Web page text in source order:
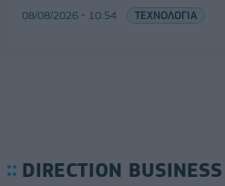
08/08/2026 - 10:54 ΤΕΧΝΟΛΟΓΙΑ
DIRECTION